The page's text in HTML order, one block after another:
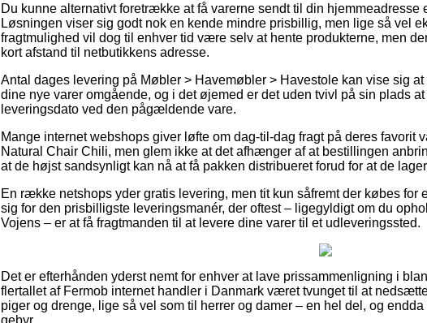
Du kunne alternativt foretrække at få varerne sendt til din hjemmeadresse
Løsningen viser sig godt nok en kende mindre prisbillig, men lige så vel
fragtmulighed vil dog til enhver tid være selv at hente produkterne, men
kort afstand til netbutikkens adresse.
Antal dages levering på Møbler > Havemøbler > Havestole kan vise sig
dine nye varer omgående, og i det øjemed er det uden tvivl på sin plads
leveringsdato ved den pågældende vare.
Mange internet webshops giver løfte om dag-til-dag fragt på deres favorit
Natural Chair Chili, men glem ikke at det afhænger af at bestillingen
at de højst sandsynligt kan nå at få pakken distribueret forud for at de
En række netshops yder gratis levering, men tit kun såfremt der købes for
sig for den prisbilligste leveringsmanér, der oftest – ligegyldigt om du
Vojens – er at få fragtmanden til at levere dine varer til et udleveringssted.
Det er efterhånden yderst nemt for enhver at lave prissammenligning i
flertallet af Fermob internet handler i Danmark været tvunget til at
piger og drenge, lige så vel som til herrer og damer – en hel del, og
gebyr.